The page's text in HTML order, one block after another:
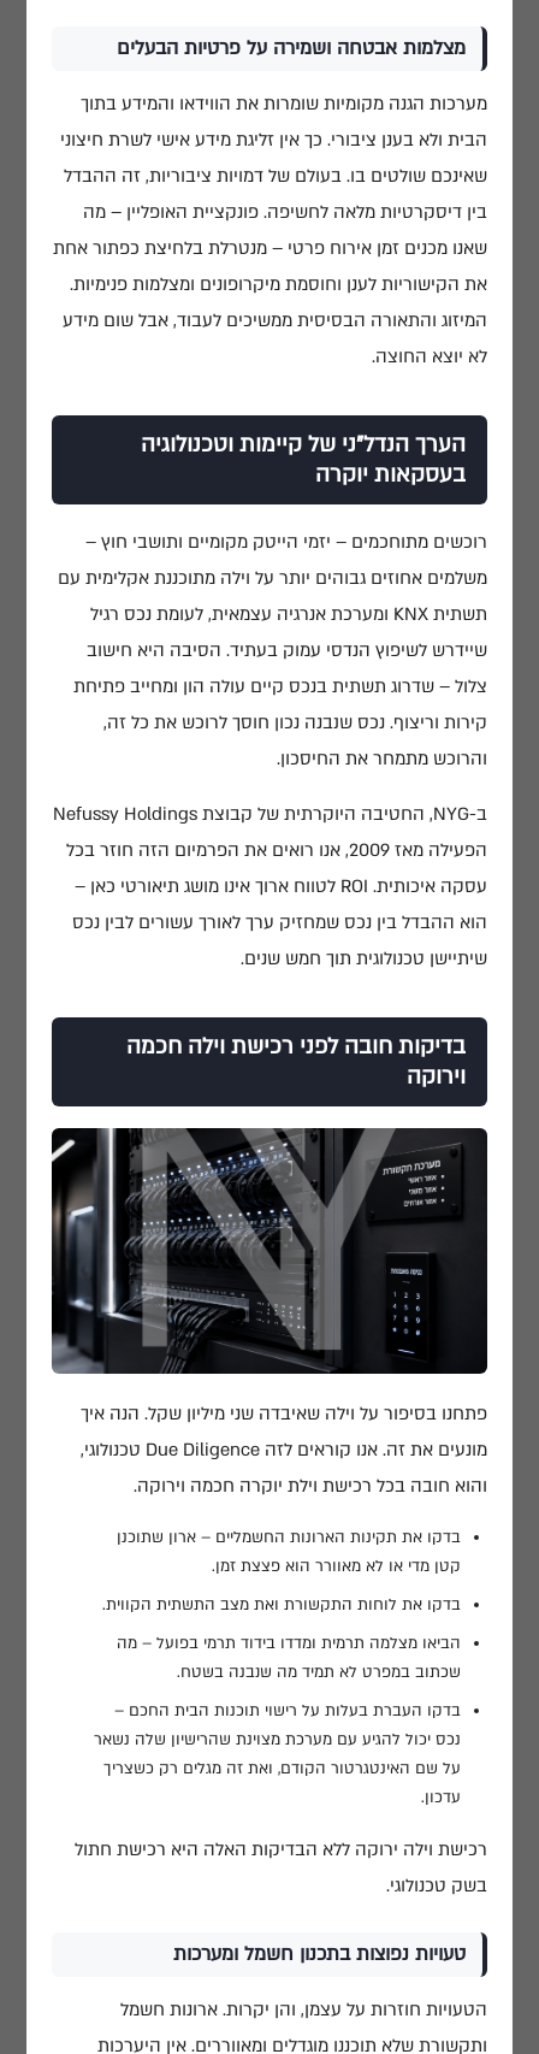
מצלמות אבטחה ושמירה על פרטיות הבעלים
מערכות הגנה מקומיות שומרות את הווידאו והמידע בתוך
הבית ולא בענן ציבורי. כך אין זליגת מידע אישי לשרת חיצוני
שאינכם שולטים בו. בעולם של דמויות ציבוריות, זה ההבדל
בין דיסקרטיות מלאה לחשיפה. פונקציית האופליין – מה
שאנו מכנים זמן אירוח פרטי – מנטרלת בלחיצת כפתור אחת
את הקישוריות לענן וחוסמת מיקרופונים ומצלמות פנימיות.
המיזוג והתאורה הבסיסית ממשיכים לעבוד, אבל שום מידע
לא יוצא החוצה.
הערך הנדל"ני של קיימות וטכנולוגיה
בעסקאות יוקרה
רוכשים מתוחכמים – יזמי הייטק מקומיים ותושבי חוץ –
משלמים אחוזים גבוהים יותר על וילה מתוכננת אקלימית עם
תשתית KNX ומערכת אנרגיה עצמאית, לעומת נכס רגיל
שיידרש לשיפוץ הנדסי עמוק בעתיד. הסיבה היא חישוב
צלול – שדרוג תשתית בנכס קיים עולה הון ומחייב פתיחת
קירות וריצוף. נכס שנבנה נכון חוסך לרוכש את כל זה,
והרוכש מתמחר את החיסכון.
ב-NYG, החטיבה היוקרתית של קבוצת Nefussy Holdings
הפעילה מאז 2009, אנו רואים את הפרמיום הזה חוזר בכל
עסקה איכותית. ROI לטווח ארוך אינו מושג תיאורטי כאן –
הוא ההבדל בין נכס שמחזיק ערך לאורך עשורים לבין נכס
שיתיישן טכנולוגית תוך חמש שנים.
בדיקות חובה לפני רכישת וילה חכמה
וירוקה
פתחנו בסיפור על וילה שאיבדה שני מיליון שקל. הנה איך
מונעים את זה. אנו קוראים לזה Due Diligence טכנולוגי,
והוא חובה בכל רכישת וילת יוקרה חכמה וירוקה.
בדקו את תקינות הארונות החשמליים – ארון שתוכנן
קטן מדי או לא מאוורר הוא פצצת זמן.
בדקו את לוחות התקשורת ואת מצב התשתית הקווית.
הביאו מצלמה תרמית ומדדו בידוד תרמי בפועל – מה
שכתוב במפרט לא תמיד מה שנבנה בשטח.
בדקו העברת בעלות על רישוי תוכנות הבית החכם –
נכס יכול להגיע עם מערכת מצוינת שהרישיון שלה נשאר
על שם האינטגרטור הקודם, ואת זה מגלים רק כשצריך
עדכון.
רכישת וילה ירוקה ללא הבדיקות האלה היא רכישת חתול
בשק טכנולוגי.
טעויות נפוצות בתכנון חשמל ומערכות
הטעויות חוזרות על עצמן, והן יקרות. ארונות חשמל
ותקשורת שלא תוכננו מוגדלים ומאווררים. אין היערכות